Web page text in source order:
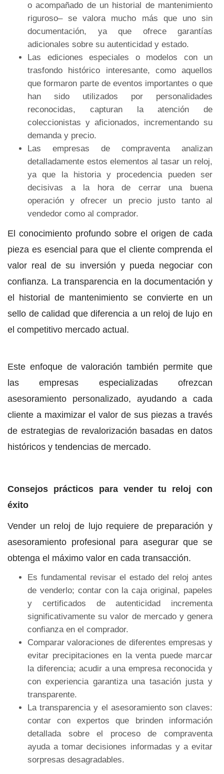
o acompañado de un historial de mantenimiento
riguroso– se valora mucho más que uno sin
documentación, ya que ofrece garantías
adicionales sobre su autenticidad y estado.
Las ediciones especiales o modelos con un
trasfondo histórico interesante, como aquellos
que formaron parte de eventos importantes o que
han sido utilizados por personalidades
reconocidas, capturan la atención de
coleccionistas y aficionados, incrementando su
demanda y precio.
Las empresas de compraventa analizan
detalladamente estos elementos al tasar un reloj,
ya que la historia y procedencia pueden ser
decisivas a la hora de cerrar una buena
operación y ofrecer un precio justo tanto al
vendedor como al comprador.
El conocimiento profundo sobre el origen de cada
pieza es esencial para que el cliente comprenda el
valor real de su inversión y pueda negociar con
confianza. La transparencia en la documentación y
el historial de mantenimiento se convierte en un
sello de calidad que diferencia a un reloj de lujo en
el competitivo mercado actual.
Este enfoque de valoración también permite que
las empresas especializadas ofrezcan
asesoramiento personalizado, ayudando a cada
cliente a maximizar el valor de sus piezas a través
de estrategias de revalorización basadas en datos
históricos y tendencias de mercado.
Consejos prácticos para vender tu reloj con
éxito
Vender un reloj de lujo requiere de preparación y
asesoramiento profesional para asegurar que se
obtenga el máximo valor en cada transacción.
Es fundamental revisar el estado del reloj antes
de venderlo; contar con la caja original, papeles
y certificados de autenticidad incrementa
significativamente su valor de mercado y genera
confianza en el comprador.
Comparar valoraciones de diferentes empresas y
evitar precipitaciones en la venta puede marcar
la diferencia; acudir a una empresa reconocida y
con experiencia garantiza una tasación justa y
transparente.
La transparencia y el asesoramiento son claves:
contar con expertos que brinden información
detallada sobre el proceso de compraventa
ayuda a tomar decisiones informadas y a evitar
sorpresas desagradables.